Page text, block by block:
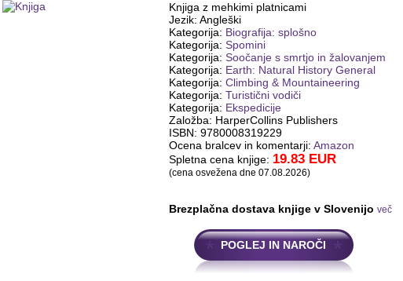
Knjiga z mehkimi platnicami
Jezik: Angleški
Kategorija: Biografija: splošno
Kategorija: Spomini
Kategorija: Soočanje s smrtjo in žalovanjem
Kategorija: Earth: Natural History General
Kategorija: Climbing & Mountaineering
Kategorija: Turistični vodiči
Kategorija: Ekspedicije
Založba: HarperCollins Publishers
ISBN: 9780008319229
Ocena bralcev in komentarji: Amazon
Spletna cena knjige: 19.83 EUR
(cena osvežena dne 07.08.2026)
Brezplačna dostava knjige v Slovenijo več
POGLEJ IN NAROČI